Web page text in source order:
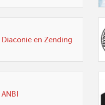
Diaconie en Zending
ANBI